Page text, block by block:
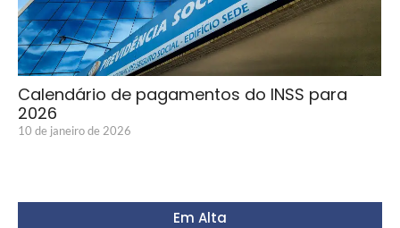
Calendário de pagamentos do INSS para
2026
10 de janeiro de 2026
Em Alta